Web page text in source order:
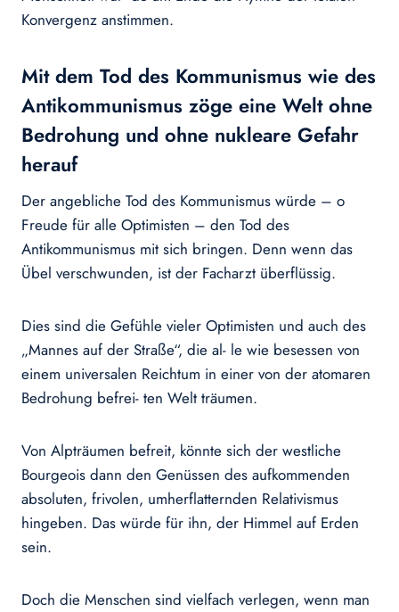
Konvergenz anstimmen.
Mit dem Tod des Kommunismus wie des
Antikommunismus zöge eine Welt ohne
Bedrohung und ohne nukleare Gefahr
herauf
Der angebliche Tod des Kommunismus würde – o
Freude für alle Optimisten – den Tod des
Antikommunismus mit sich bringen. Denn wenn das
Übel verschwunden, ist der Facharzt überflüssig.
Dies sind die Gefühle vieler Optimisten und auch des
„Mannes auf der Straße“, die al- le wie besessen von
einem universalen Reichtum in einer von der atomaren
Bedrohung befrei- ten Welt träumen.
Von Alpträumen befreit, könnte sich der westliche
Bourgeois dann den Genüssen des aufkommenden
absoluten, frivolen, umherflatternden Relativismus
hingeben. Das würde für ihn, der Himmel auf Erden
sein.
Doch die Menschen sind vielfach verlegen, wenn man